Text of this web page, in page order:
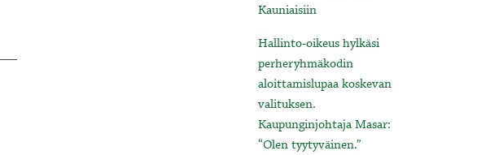
Kauniaisiin
Hallinto-oikeus hylkäsi
perheryhmäkodin
aloittamislupaa koskevan
valituksen.
Kaupunginjohtaja Masar:
“Olen tyytyväinen.”